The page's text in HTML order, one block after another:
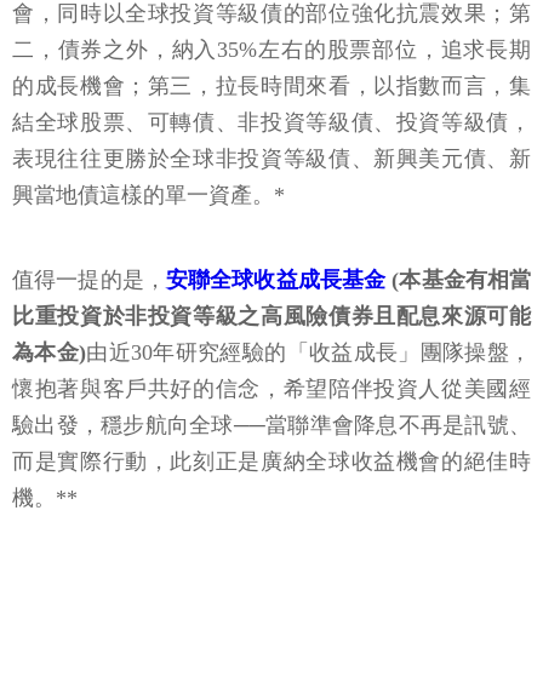
會，同時以全球投資等級債的部位強化抗震效果；第
二，債券之外，納入35%左右的股票部位，追求長期
的成長機會；第三，拉長時間來看，以指數而言，集
結全球股票、可轉債、非投資等級債、投資等級債，
表現往往更勝於全球非投資等級債、新興美元債、新
興當地債這樣的單一資產。*
值得一提的是， 安聯全球收益成長基金(本基金有相當
比重投資於非投資等級之高風險債券且配息來源可能
為本金)由近30年研究經驗的「收益成長」團隊操盤，
懷抱著與客戶共好的信念，希望陪伴投資人從美國經
驗出發，穩步航向全球──當聯準會降息不再是訊號、
而是實際行動，此刻正是廣納全球收益機會的絕佳時
機。**